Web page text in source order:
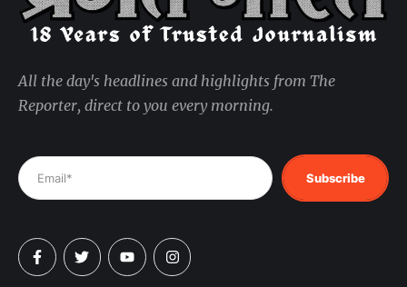
All the day's headlines and highlights from The
Reporter, direct to you every morning.
Subscribe